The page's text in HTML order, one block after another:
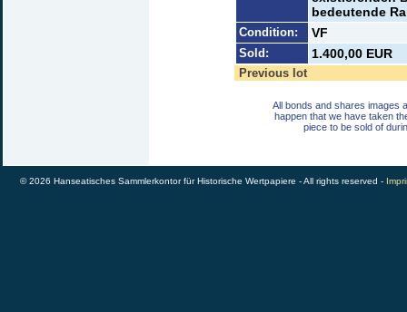
bedeutende
Condition: VF
Sold: 1.400,00 EUR
Previous lot
All bonds and shares images
happen that we have taken
piece to be sold of
© 2026 Hanseatisches Sammlerkontor für Historische Wertpapiere - All rights reserved -